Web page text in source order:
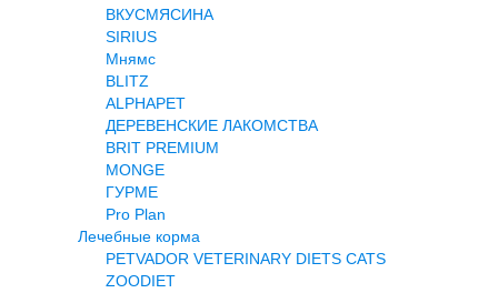
ВКУСМЯСИНА
SIRIUS
Мнямс
BLITZ
ALPHAPET
ДЕРЕВЕНСКИЕ ЛАКОМСТВА
BRIT PREMIUM
MONGE
ГУРМЕ
Pro Plan
Лечебные корма
PETVADOR VETERINARY DIETS CATS
ZOODIET